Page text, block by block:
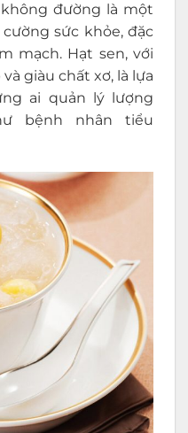
đường là một
sức khỏe, đặc
mạch. Hạt sen, với
giàu chất xơ, là lựa
ai quản lý lượng
bệnh nhân tiểu